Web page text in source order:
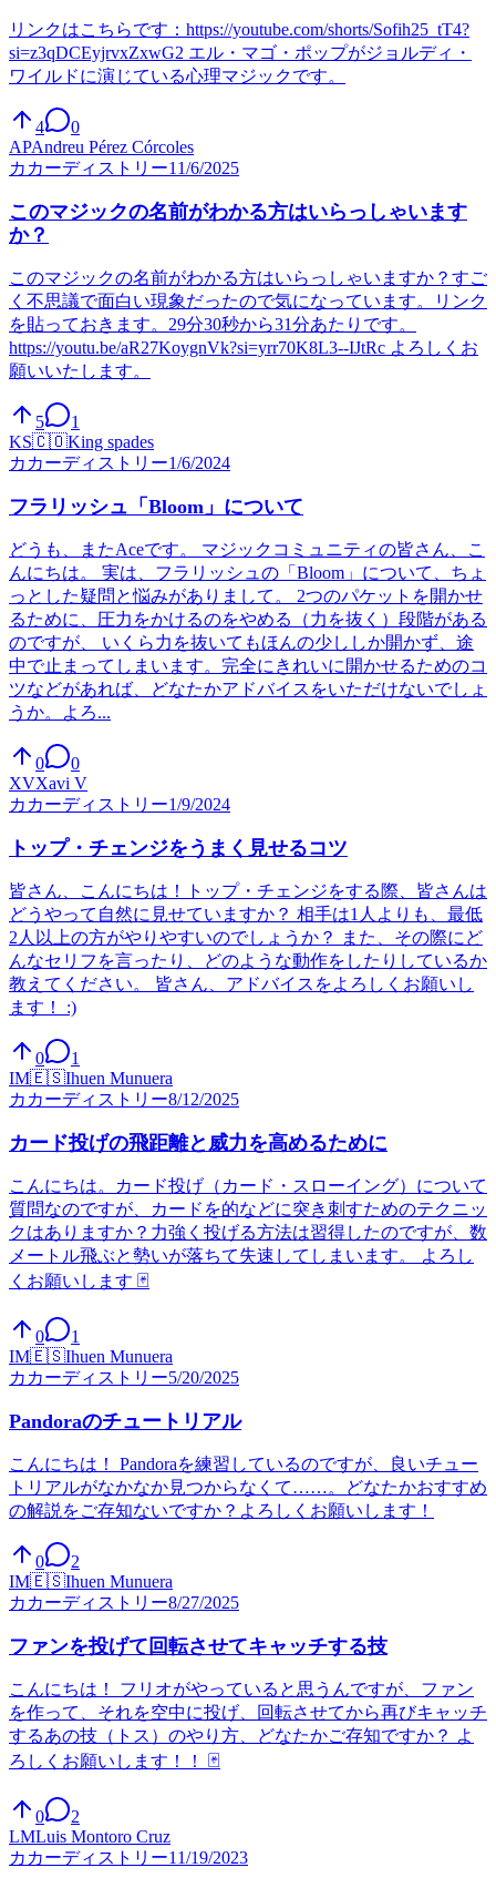
リンクはこちらです：https://youtube.com/shorts/Sofih25_tT4?
si=z3qDCEyjrvxZxwG2 エル・マゴ・ポップがジョルディ・
ワイルドに演じている心理マジックです。
4
0
APAndreu Pérez Córcoles
カ カーディストリー11/6/2025
このマジックの名前がわかる方はいらっしゃいます
か？
このマジックの名前がわかる方はいらっしゃいますか？すご
く不思議で面白い現象だったので気になっています。リンク
を貼っておきます。29分30秒から31分あたりです。
https://youtu.be/aR27KoygnVk?si=yrr70K8L3--IJtRc よろしくお
願いいたします。
5
1
KS🇨🇴King spades
カ カーディストリー1/6/2024
フラリッシュ「Bloom」について
どうも、またAceです。 マジックコミュニティの皆さん、こ
んにちは。 実は、フラリッシュの「Bloom」について、ちょ
っとした疑問と悩みがありまして。 2つのパケットを開かせ
るために、圧力をかけるのをやめる（力を抜く）段階がある
のですが、 いくら力を抜いてもほんの少ししか開かず、途
中で止まってしまいます。完全にきれいに開かせるためのコ
ツなどがあれば、どなたかアドバイスをいただけないでしょ
うか。よろ...
0
0
XVXavi V
カ カーディストリー1/9/2024
トップ・チェンジをうまく見せるコツ
皆さん、こんにちは！トップ・チェンジをする際、皆さんは
どうやって自然に見せていますか？ 相手は1人よりも、最低
2人以上の方がやりやすいのでしょうか？ また、その際にど
んなセリフを言ったり、どのような動作をしたりしているか
教えてください。 皆さん、アドバイスをよろしくお願いし
ます！ :)
0
1
IM🇪🇸Ihuen Munuera
カ カーディストリー8/12/2025
カード投げの飛距離と威力を高めるために
こんにちは。カード投げ（カード・スローイング）について
質問なのですが、カードを的などに突き刺すためのテクニッ
クはありますか？力強く投げる方法は習得したのですが、数
メートル飛ぶと勢いが落ちて失速してしまいます。 よろし
くお願いします 🃏
0
1
IM🇪🇸Ihuen Munuera
カ カーディストリー5/20/2025
Pandoraのチュートリアル
こんにちは！ Pandoraを練習しているのですが、良いチュー
トリアルがなかなか見つからなくて……。どなたかおすすめ
の解説をご存知ないですか？よろしくお願いします！
0
2
IM🇪🇸Ihuen Munuera
カ カーディストリー8/27/2025
ファンを投げて回転させてキャッチする技
こんにちは！ フリオがやっていると思うんですが、ファン
を作って、それを空中に投げ、回転させてから再びキャッチ
するあの技（トス）のやり方、どなたかご存知ですか？ よ
ろしくお願いします！！ 🃏
0
2
LMLuis Montoro Cruz
カ カーディストリー11/19/2023